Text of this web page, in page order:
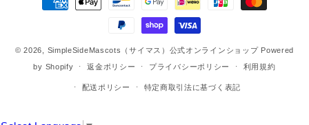
法
© 2026, SimpleSideMascots（サイマス）公式オンラインショップ Powered
by Shopify
返金ポリシー プライバシーポリシー 利用規約
配送ポリシー 特定商取引法に基づく表記